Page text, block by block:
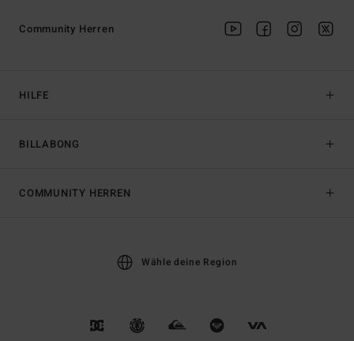
HILFE
BILLABONG
Community Herren
COMMUNITY HERREN
Wähle deine Region